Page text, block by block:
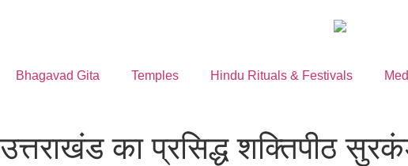
Bhagavad Gita Temples Hindu Rituals & Festivals
उत्तराखंड का प्रसिद्ध शक्तिपीठ